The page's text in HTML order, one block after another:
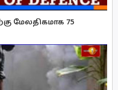
மேலதிகமாக 75